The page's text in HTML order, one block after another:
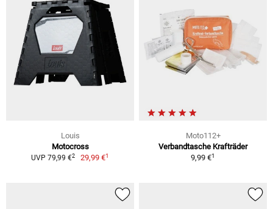
Louis
Motocross
UVP 79,99 €2 29,99 €1
Moto112+
Verbandtasche Krafträder
9,99 €1